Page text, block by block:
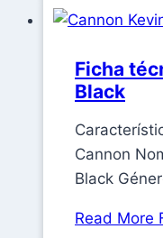
Ficha
Black
Cannon
Black
Read More